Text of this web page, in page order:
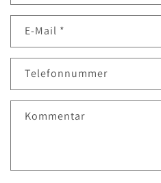
E-Mail *
Telefonnummer
Kommentar